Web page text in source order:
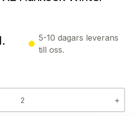
5-10 dagars leverans
till oss.
+